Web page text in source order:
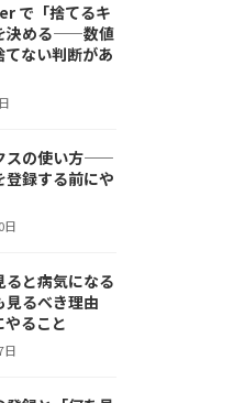
で「捨てるキ
決める——数値
てない判断があ
スの使い方——
登録する前にや
日
ると病気になる
るべき理由
やること
日